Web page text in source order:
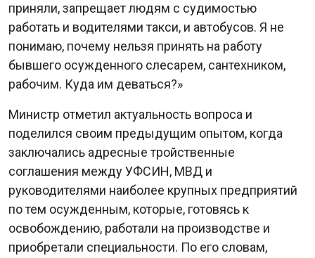
приняли, запрещает людям с судимостью
работать и водителями такси, и автобусов. Я не
понимаю, почему нельзя принять на работу
бывшего осужденного слесарем, сантехником,
рабочим. Куда им деваться?»
Министр отметил актуальность вопроса и
поделился своим предыдущим опытом, когда
заключались адресные тройственные
соглашения между УФСИН, МВД и
руководителями наиболее крупных предприятий
по тем осужденным, которые, готовясь к
освобождению, работали на производстве и
приобретали специальности. По его словам,